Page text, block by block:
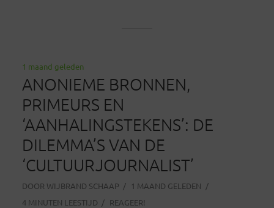
1 maand geleden
ANONIEME BRONNEN,
PRIMEURS EN
‘AANHALINGSTEKENS’: DE
DILEMMA’S VAN DE
‘CULTUURJOURNALIST’
DOOR WIJBRAND SCHAAP
1 MAAND GELEDEN
4 MINUTEN LEESTIJD
REAGEER!